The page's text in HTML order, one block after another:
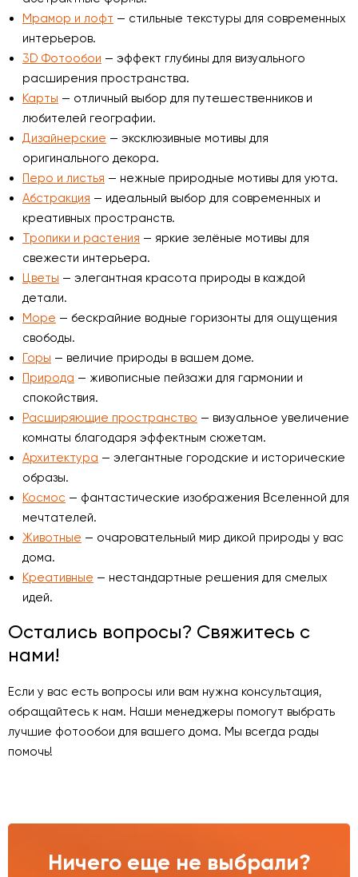
Мрамор и лофт — стильные текстуры для современных
интерьеров.
3D Фотообои — эффект глубины для визуального
расширения пространства.
Карты — отличный выбор для путешественников и
любителей географии.
Дизайнерские — эксклюзивные мотивы для
оригинального декора.
Перо и листья — нежные природные мотивы для уюта.
Абстракция — идеальный выбор для современных и
креативных пространств.
Тропики и растения — яркие зелёные мотивы для
свежести интерьера.
Цветы — элегантная красота природы в каждой
детали.
Море — бескрайние водные горизонты для ощущения
свободы.
Горы — величие природы в вашем доме.
Природа — живописные пейзажи для гармонии и
спокойствия.
Расширяющие пространство — визуальное увеличение
комнаты благодаря эффектным сюжетам.
Архитектура — элегантные городские и исторические
образы.
Космос — фантастические изображения Вселенной для
мечтателей.
Животные — очаровательный мир дикой природы у вас
дома.
Креативные — нестандартные решения для смелых
идей.
Остались вопросы? Свяжитесь с
нами!
Если у вас есть вопросы или вам нужна консультация,
обращайтесь к нам. Наши менеджеры помогут выбрать
лучшие фотообои для вашего дома. Мы всегда рады
помочь!
Ничего еще не выбрали?